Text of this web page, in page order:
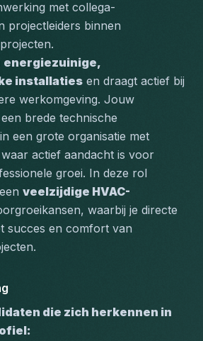
met collega-
projectleiders binnen
energiezuinige,
installaties en draagt actief bij
werkomgeving. Jouw
brede technische
een grote organisatie met
actief aandacht is voor
groei. In deze rol
veelzijdige HVAC-
waarbij je directe
succes en comfort van
die zich herkennen in